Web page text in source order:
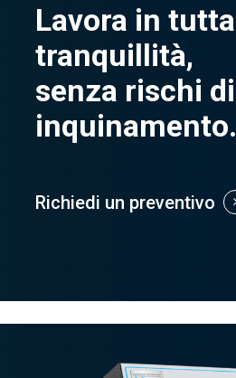
Lavora in tutta
tranquillità,
senza rischi di
inquinamento.
Richiedi un preventivo